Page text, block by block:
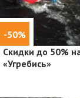
-50%
Скидки до 50%
«Угребись»